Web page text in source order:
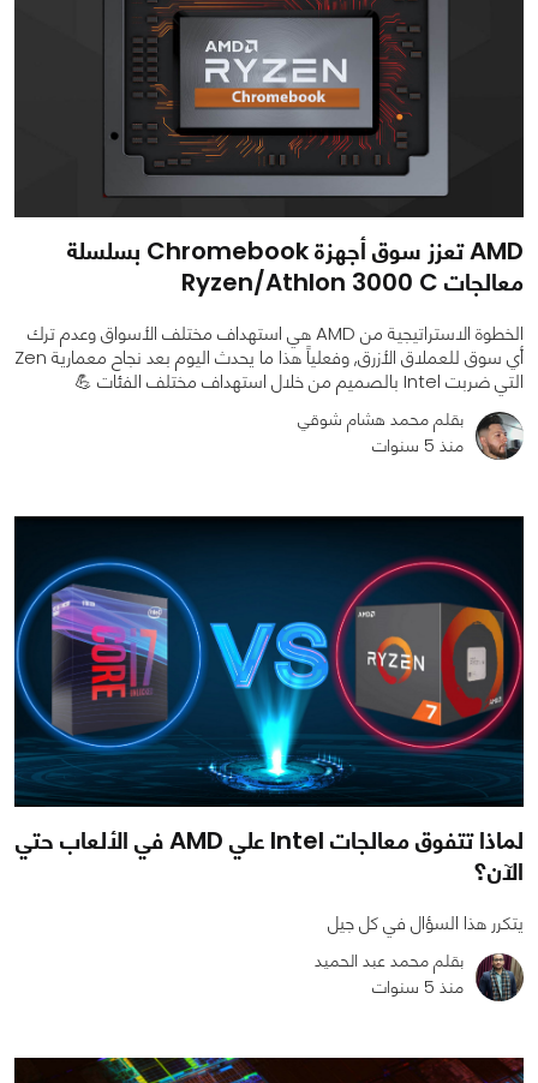
AMD تعزز سوق أجهزة Chromebook بسلسلة
معالجات Ryzen/Athlon 3000 C
الخطوة الاستراتيجية من AMD هي استهداف مختلف الأسواق وعدم ترك
أي سوق للعملاق الأزرق, وفعلياً هذا ما يحدث اليوم بعد نجاح معمارية Zen
التي ضربت Intel بالصميم من خلال استهداف مختلف الفئات 💪
بقلم محمد هشام شوقي
منذ 5 سنوات
10410
0
لماذا تتفوق معالجات Intel علي AMD في الألعاب حتي
الآن؟
يتكرر هذا السؤال في كل جيل
بقلم محمد عبد الحميد
منذ 5 سنوات